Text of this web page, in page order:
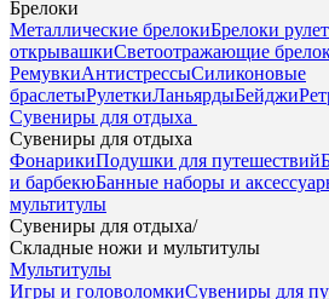
Брелоки
Металлические брелокиБрелоки
открывашкиСветоотражающие
РемувкиАнтистрессыСиликоновые
браслетыРулеткиЛаньярдыБейджи
Сувениры для отдыха
Сувениры для отдыха
ФонарикиПодушки для путешествий
и барбекюБанные наборы и
мультитулы
Сувениры для отдыха/
Складные ножи и мультитулы
Мультитулы
Игры и головоломкиСувениры для